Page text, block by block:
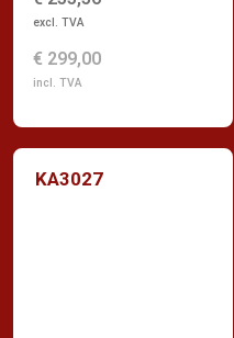
excl. TVA
€ 299,00
incl. TVA
KA3027